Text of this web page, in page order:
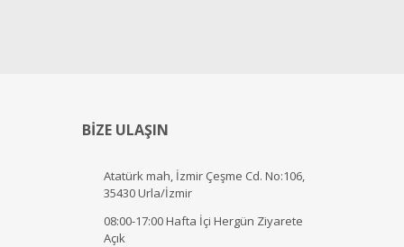
BİZE ULAŞIN
Atatürk mah, İzmir Çeşme Cd. No:106,
35430 Urla/İzmir
08:00-17:00 Hafta İçi Hergün Ziyarete
Açık